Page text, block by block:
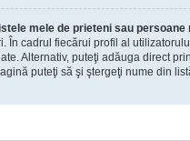
mele de prieteni sau persoane
În cadrul fiecărui profil al
Alternativ, puteţi adăuga direct
puteţi să şi ştergeţi nume din